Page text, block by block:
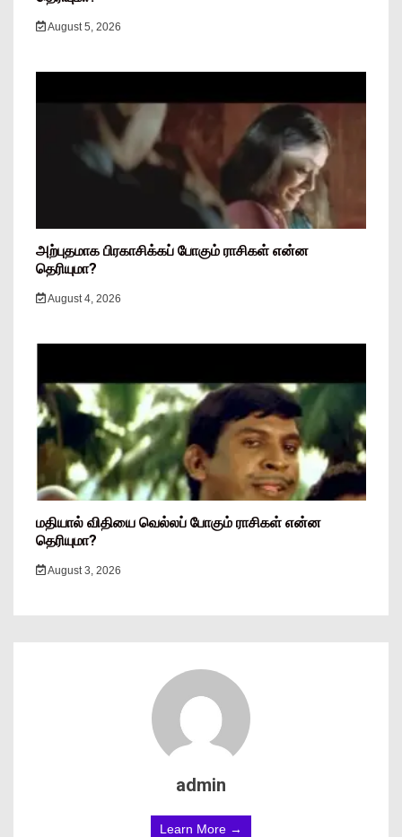
August 5, 2026
அற்புதமாக பிரகாசிக்கப் போகும் ராசிகள் என்ன
தெரியுமா?
August 4, 2026
மதியால் விதியை வெல்லப் போகும் ராசிகள் என்ன
தெரியுமா?
August 3, 2026
admin
Learn More →